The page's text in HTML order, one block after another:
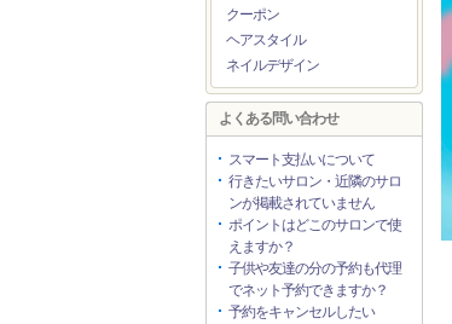
クーポン
ヘアスタイル
ネイルデザイン
よくある問い合わせ
スマート支払いについて
行きたいサロン・近隣のサロ
ンが掲載されていません
ポイントはどこのサロンで使
えますか？
子供や友達の分の予約も代理
でネット予約できますか？
予約をキャンセルしたい